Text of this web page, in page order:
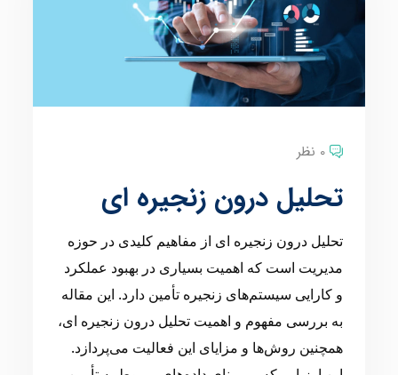
0 نظر
تحلیل درون زنجیره ای
تحلیل درون زنجیره ای از مفاهیم کلیدی در حوزه
مدیریت است که اهمیت بسیاری در بهبود عملکرد
و کارایی سیستم‌های زنجیره تأمین دارد. این مقاله
به بررسی مفهوم و اهمیت تحلیل درون زنجیره ای،
همچنین روش‌ها و مزایای این فعالیت می‌پردازد.